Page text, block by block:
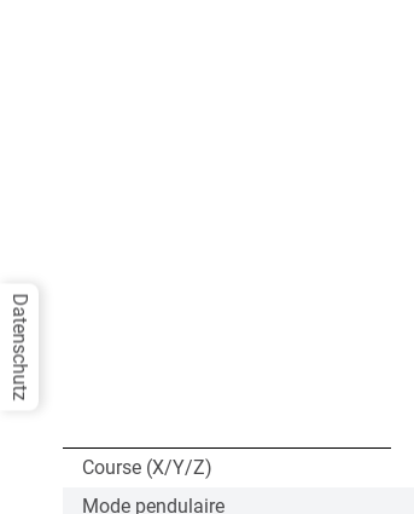
Course (X/Y/Z)
Mode pendulaire
Datenschutz